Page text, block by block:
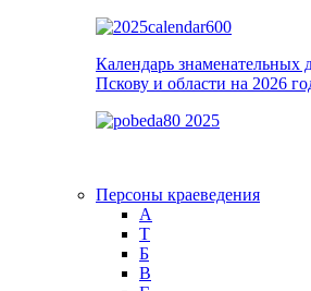
Календарь знаменательных
Пскову и области на 2026
Персоны краеведения
А
T
Б
В